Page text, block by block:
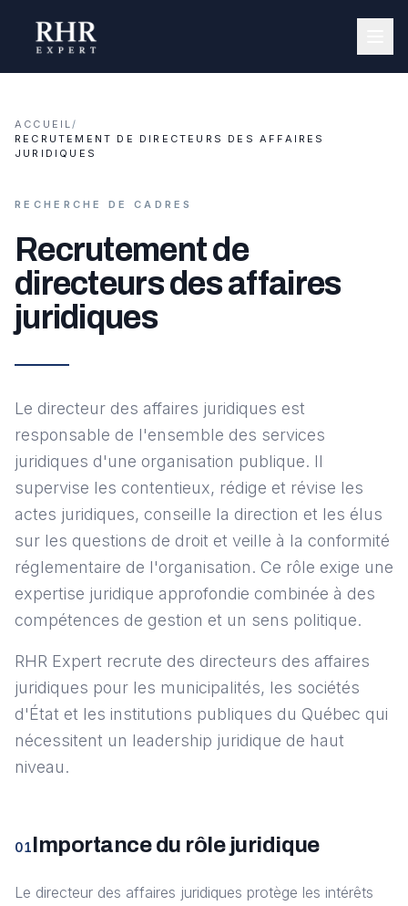
ACCUEIL/
RECRUTEMENT DE DIRECTEURS DES AFFAIRES
JURIDIQUES
RECHERCHE DE CADRES
Recrutement de
directeurs des affaires
juridiques
Le directeur des affaires juridiques est
responsable de l'ensemble des services
juridiques d'une organisation publique. Il
supervise les contentieux, rédige et révise les
actes juridiques, conseille la direction et les élus
sur les questions de droit et veille à la conformité
réglementaire de l'organisation. Ce rôle exige une
expertise juridique approfondie combinée à des
compétences de gestion et un sens politique.
RHR Expert recrute des directeurs des affaires
juridiques pour les municipalités, les sociétés
d'État et les institutions publiques du Québec qui
nécessitent un leadership juridique de haut
niveau.
01Importance du rôle juridique
Le directeur des affaires juridiques protège les intérêts